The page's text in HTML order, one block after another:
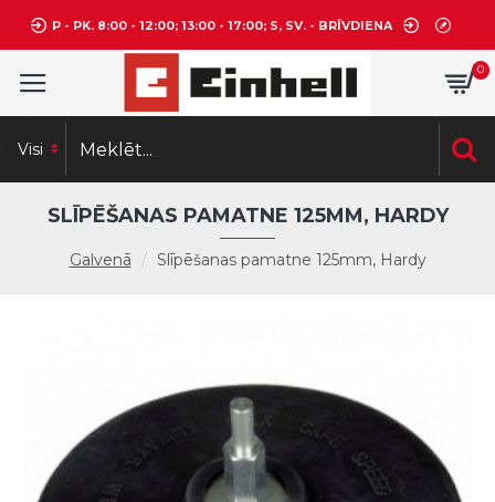
P - PK. 8:00 - 12:00; 13:00 - 17:00; S, SV. - BRĪVDIENA
0
Visi
Galvenā Slīpēšanas pamatne 125mm, Hardy
SLĪPĒŠANAS PAMATNE 125MM, HARDY